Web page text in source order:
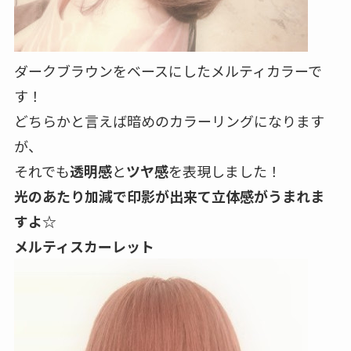
ダークブラウンをベースにしたメルティカラーで
す！
どちらかと言えば暗めのカラーリングになります
が、
それでも透明感とツヤ感を表現しました！
光のあたり加減で印影が出来て立体感がうまれま
すよ☆
メルティスカーレット